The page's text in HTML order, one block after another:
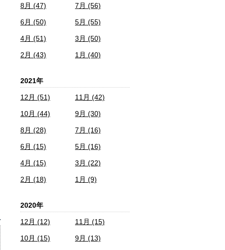
8月 (47) 7月 (56)
6月 (50) 5月 (55)
4月 (51) 3月 (50)
2月 (43) 1月 (40)
2021年
12月 (51) 11月 (42)
10月 (44) 9月 (30)
8月 (28) 7月 (16)
6月 (15) 5月 (16)
4月 (15) 3月 (22)
2月 (18) 1月 (9)
2020年
12月 (12) 11月 (15)
10月 (15) 9月 (13)